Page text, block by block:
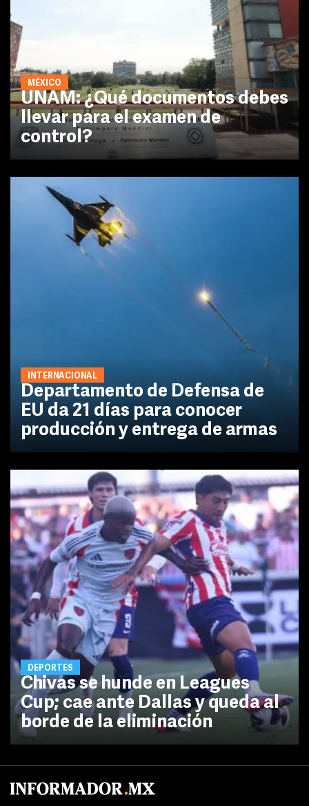
MÉXICO
UNAM: ¿Qué documentos debes
llevar para el examen de
control?
INTERNACIONAL
Departamento de Defensa de
EU da 21 días para conocer
producción y entrega de armas
DEPORTES
Chivas se hunde en Leagues
Cup; cae ante Dallas y queda al
borde de la eliminación